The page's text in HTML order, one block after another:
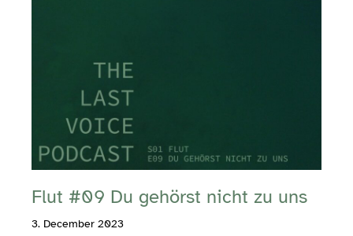
Flut #09 Du gehörst nicht zu uns
3. December 2023